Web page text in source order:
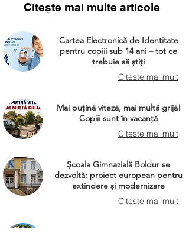
Citește mai multe articole
Cartea Electronică de Identitate
pentru copiii sub 14 ani – tot ce
trebuie să știți
Citeste mai mult
Mai puțină viteză, mai multă grijă!
Copiii sunt în vacanță
Citeste mai mult
Școala Gimnazială Boldur se
dezvoltă: proiect european pentru
extindere și modernizare
Citeste mai mult